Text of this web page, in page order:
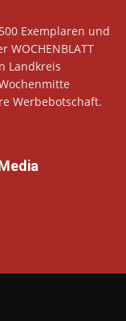
Exemplaren und
Landkreis
Werbebotschaft.